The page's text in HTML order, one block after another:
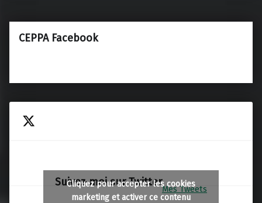
CEPPA Facebook
Suivez-moi sur Twitter
Mes Tweets
Cliquez pour accepter les cookies
marketing et activer ce contenu